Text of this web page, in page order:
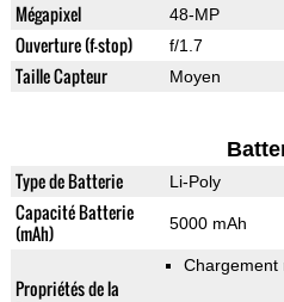
Mégapixel 48-MP
Ouverture (f-stop) f/1.7
Taille Capteur Moyen
Type de Batterie Li-Poly
Capacité Batterie
(mAh)
5000 mAh
Propriétés de la
Chargement